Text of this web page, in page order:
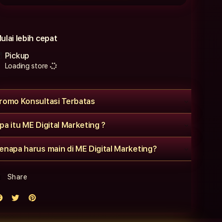
lebih cepat
Pickup
Loading store
Konsultasi Terbatas
itu ME Digital Marketing ?
harus main di ME Digital Marketing?
Share